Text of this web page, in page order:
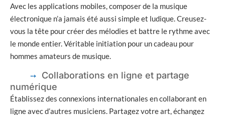
Avec les applications mobiles, composer de la musique
électronique n’a jamais été aussi simple et ludique. Creusez-
vous la tête pour créer des mélodies et battre le rythme avec
le monde entier. Véritable initiation pour un cadeau pour
hommes amateurs de musique.
Collaborations en ligne et partage
numérique
Établissez des connexions internationales en collaborant en
ligne avec d’autres musiciens. Partagez votre art, échangez